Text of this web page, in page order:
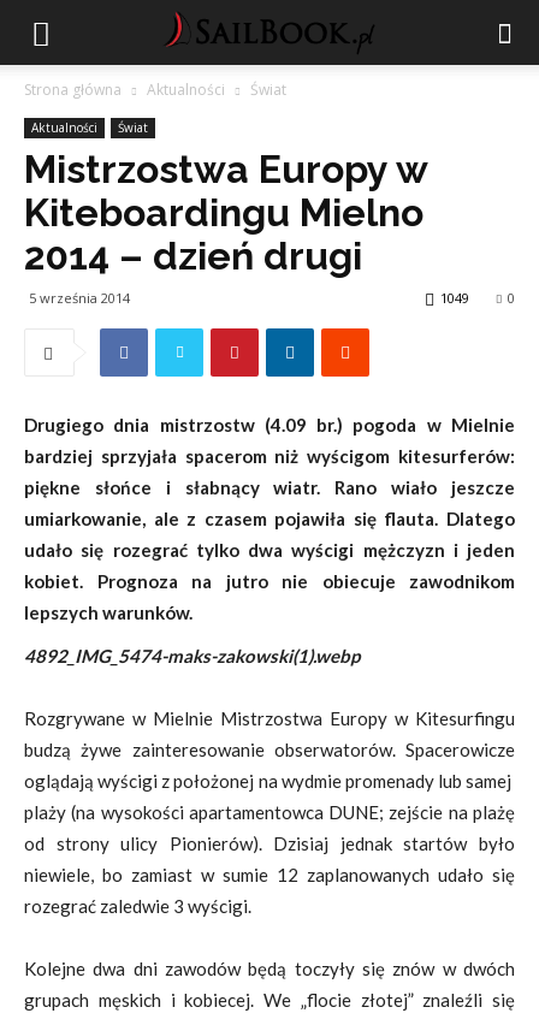
Strona główna Aktualności Świat
Aktualności Świat
Mistrzostwa Europy w
Kiteboardingu Mielno
2014 – dzień drugi
5 września 2014 0
1049
Drugiego dnia mistrzostw (4.09 br.) pogoda w Mielnie
bardziej sprzyjała spacerom niż wyścigom kitesurferów:
piękne słońce i słabnący wiatr. Rano wiało jeszcze
umiarkowanie, ale z czasem pojawiła się flauta. Dlatego
udało się rozegrać tylko dwa wyścigi mężczyzn i jeden
kobiet. Prognoza na jutro nie obiecuje zawodnikom
lepszych warunków.
4892_IMG_5474-maks-zakowski(1).webp
Rozgrywane w Mielnie Mistrzostwa Europy w Kitesurfingu
budzą żywe zainteresowanie obserwatorów. Spacerowicze
oglądają wyścigi z położonej na wydmie promenady lub samej
plaży (na wysokości apartamentowca DUNE; zejście na plażę
od strony ulicy Pionierów). Dzisiaj jednak startów było
niewiele, bo zamiast w sumie 12 zaplanowanych udało się
rozegrać zaledwie 3 wyścigi.
Kolejne dwa dni zawodów będą toczyły się znów w dwóch
grupach męskich i kobiecej. We „flocie złotej” znaleźli się